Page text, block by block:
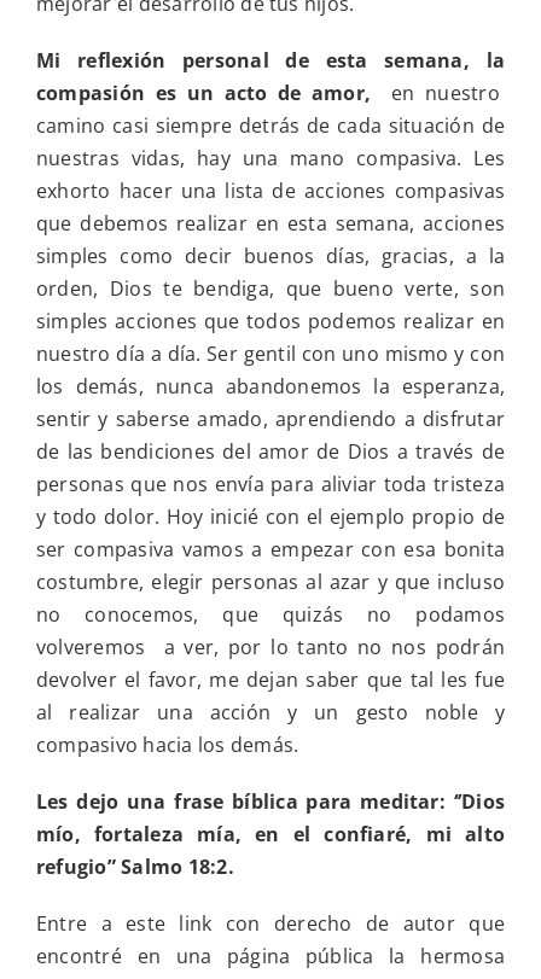
Mi reflexión personal de esta semana, la
compasión es un acto de amor,
en nuestro
camino casi siempre detrás de cada situación de
nuestras vidas, hay una mano compasiva. Les
exhorto hacer una lista de acciones compasivas
que debemos realizar en esta semana, acciones
simples como decir buenos días, gracias, a la
orden, Dios te bendiga, que bueno verte, son
simples acciones que todos podemos realizar en
nuestro día a día. Ser gentil con uno mismo y con
los demás, nunca abandonemos la esperanza,
sentir y saberse amado, aprendiendo a disfrutar
de las bendiciones del amor de Dios a través de
personas que nos envía para aliviar toda tristeza
y todo dolor. Hoy inicié con el ejemplo propio de
ser compasiva vamos a empezar con esa bonita
costumbre, elegir personas al azar y que incluso
no conocemos, que quizás no podamos
volveremos a ver, por lo tanto no nos podrán
devolver el favor, me dejan saber que tal les fue
al realizar una acción y un gesto noble y
compasivo hacia los demás.
Les dejo una frase bíblica para meditar: ‘’Dios
mío, fortaleza mía, en el confiaré, mi alto
refugio” Salmo 18:2.
Entre a este link con derecho de autor que
encontré en una página pública la hermosa